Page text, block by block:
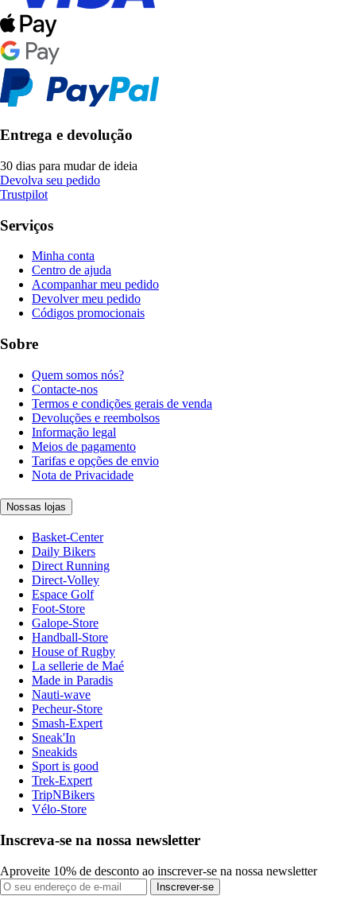
Entrega e devolução
30 dias para mudar de ideia
Devolva seu pedido
Trustpilot
Serviços
Minha conta
Centro de ajuda
Acompanhar meu pedido
Devolver meu pedido
Códigos promocionais
Sobre
Quem somos nós?
Contacte-nos
Termos e condições gerais de venda
Devoluções e reembolsos
Informação legal
Meios de pagamento
Tarifas e opções de envio
Nota de Privacidade
Nossas lojas
Basket-Center
Daily Bikers
Direct Running
Direct-Volley
Espace Golf
Foot-Store
Galope-Store
Handball-Store
House of Rugby
La sellerie de Maé
Made in Paradis
Nauti-wave
Pecheur-Store
Smash-Expert
Sneak'In
Sneakids
Sport is good
Trek-Expert
TripNBikers
Vélo-Store
Inscreva-se na nossa newsletter
Aproveite 10% de desconto ao inscrever-se na nossa newsletter
Inscrever-se